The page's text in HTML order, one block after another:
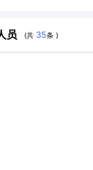
员 (共 35条 )